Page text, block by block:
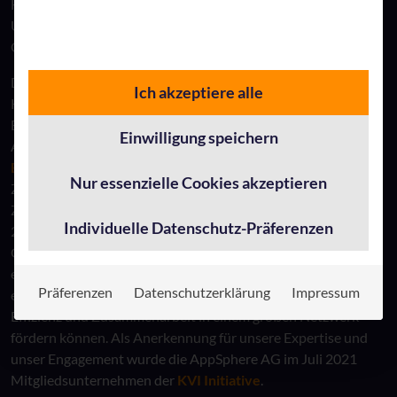
Handelns im Geschäftsbereich sowie die optimale
Unterstützung von Anwendern und die Förderung der
Geschäftsentwicklung durch Technologie.
Die ganzheitliche Betrachtung und die Einbeziehung von
Kultur und Technologie in jedem Schritt führen zur
Entwicklung moderner und erfolgreicher
Arbeitsplatzkonzepte. Ein herausragendes Beispiel ist die
Evangelische Kirche von Westfalen (EKvW)
Zusammenarbeit mit AppSphere AG die nahtlose
Zusammenarbeit von 465 Gemeinden, 27 Kirchenkreisen,
23.000 internen und externen Kolleg:innen, 2,2 Millionen
Gemeindemitgliedern und rund 85.000 Ehrenamtlichen
erreicht hat.
erfolgreichedigitale Arbeitsplatzkonzepte in der Kirchedie
Effizienz und Zusammenarbeit in einem großen Netzwerk
fördern können. Als Anerkennung für unsere Expertise und
unser Engagement wurde die AppSphere AG im Juli 2021
Mitgliedsunternehmen der KVI Initiative.
Ich akzeptiere alle
Einwilligung speichern
Nur essenzielle Cookies akzeptieren
Individuelle Datenschutz-Präferenzen
Präferenzen Datenschutzerklärung Impressum